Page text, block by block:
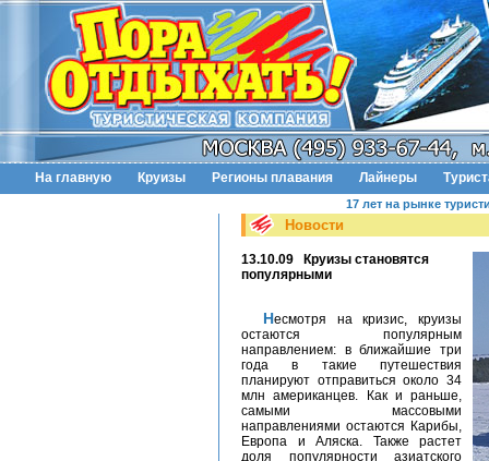
На главную Круизы Регионы плавания Лайнеры
17 лет на рынке
Новости
13.10.09
Круизы становятся
популярными
Несмотря на кризис, круизы
остаются популярным
направлением: в ближайшие три
года в такие путешествия
планируют отправиться около 34
млн американцев. Как и раньше,
самыми массовыми
направлениями остаются Карибы,
Европа и Аляска. Также растет
доля популярности азиатского